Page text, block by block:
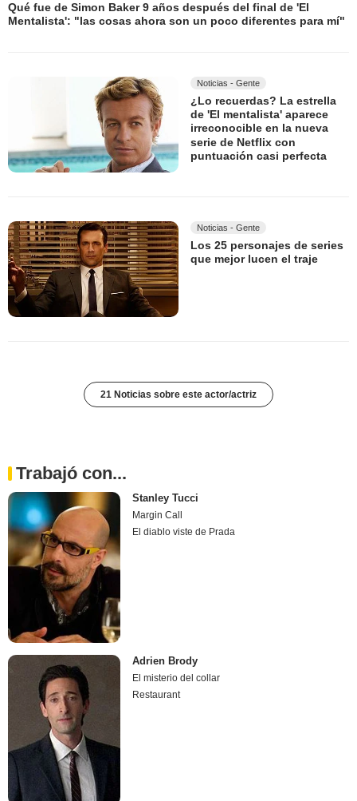
Qué fue de Simon Baker 9 años después del final de 'El
Mentalista': "las cosas ahora son un poco diferentes para mí"
Noticias - Gente
¿Lo recuerdas? La estrella
de 'El mentalista' aparece
irreconocible en la nueva
serie de Netflix con
puntuación casi perfecta
Noticias - Gente
Los 25 personajes de series
que mejor lucen el traje
21 Noticias sobre este actor/actriz
Trabajó con...
Stanley Tucci
Margin Call
El diablo viste de Prada
Adrien Brody
El misterio del collar
Restaurant